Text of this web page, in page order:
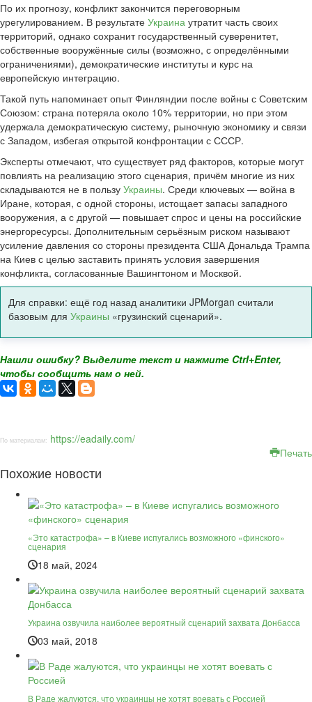
По их прогнозу, конфликт закончится переговорным
урегулированием. В результате Украина утратит часть своих
территорий, однако сохранит государственный суверенитет,
собственные вооружённые силы (возможно, с определёнными
ограничениями), демократические институты и курс на
европейскую интеграцию.
Такой путь напоминает опыт Финляндии после войны с Советским
Союзом: страна потеряла около 10% территории, но при этом
удержала демократическую систему, рыночную экономику и связи
с Западом, избегая открытой конфронтации с СССР.
Эксперты отмечают, что существует ряд факторов, которые могут
повлиять на реализацию этого сценария, причём многие из них
складываются не в пользу Украины. Среди ключевых — война в
Иране, которая, с одной стороны, истощает запасы западного
вооружения, а с другой — повышает спрос и цены на российские
энергоресурсы. Дополнительным серьёзным риском называют
усиление давления со стороны президента США Дональда Трампа
на Киев с целью заставить принять условия завершения
конфликта, согласованные Вашингтоном и Москвой.
Для справки: ещё год назад аналитики JPMorgan считали
базовым для Украины «грузинский сценарий».
Нашли ошибку? Выделите текст и нажмите Ctrl+Enter,
чтобы сообщить нам о ней.
По материалам: https://eadaily.com/
Печать
Похожие новости
«Это катастрофа» – в Киеве испугались возможного «финского»
сценария
18 май, 2024
Украина озвучила наиболее вероятный сценарий захвата Донбасса
03 май, 2018
В Раде жалуются, что украинцы не хотят воевать с Россией